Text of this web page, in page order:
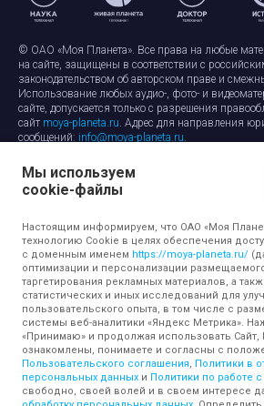
© ОАО «Моя Планета». Все права на любые
на сайте, защищены в соответствии с
законодательством об авторском праве и
Использование любых аудио-, фото- и
сайте, допускается только с разрешения
сайт moya-planeta.ru. Адрес для направления
сообщений: info@moya-planeta.ru.
Правила сайтаРабота с cookie-файлами
Защита персональных данных
Обработка
Мы используем
cookie-файлы
Настоящим информируем, что ОАО «Моя
технологию Cookie в целях обеспечения
с доменным именем https://moya-planeta.ru/
оптимизации и персонализации
таргетирования рекламных материалов, а
статистических и иных исследований для
пользовательского опыта, в том числе с
системы веб-аналитики «Яндекс Метрика».
«Принимаю» и продолжая использовать
ознакомлены, понимаете и согласны с
Пользовательского соглашения, Политики в
персональных данных и Политики по работе с
свободно, своей волей и в своем интересе